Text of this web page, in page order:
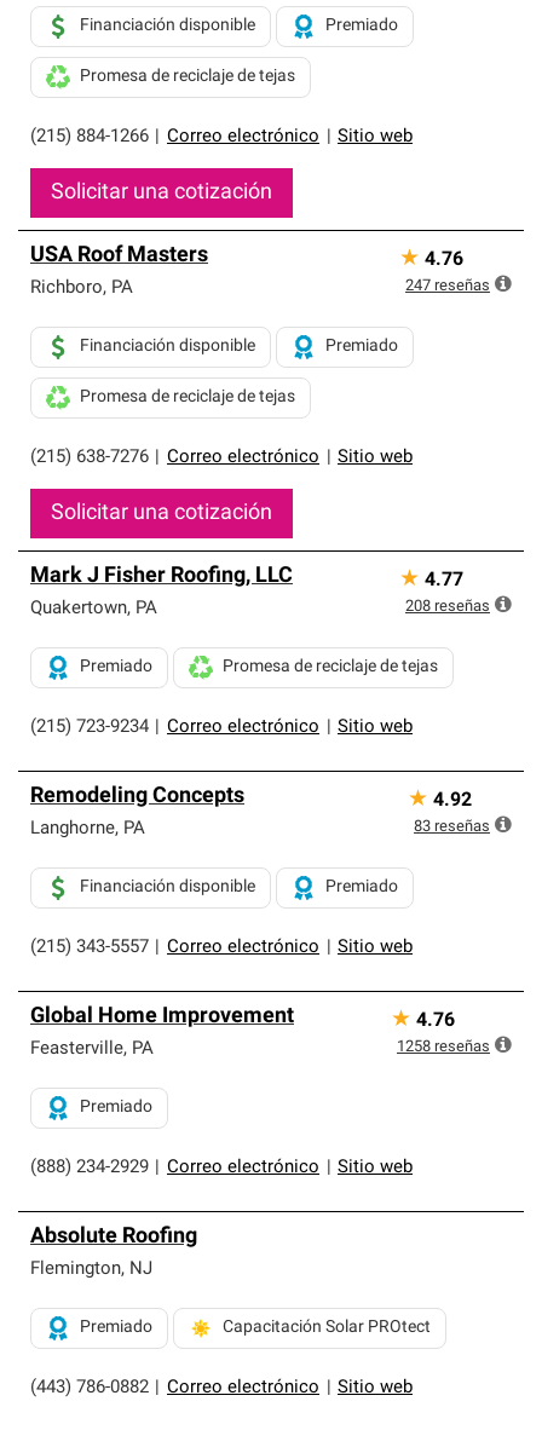
(215) 884-1266 Correo electrónico Sitio web
Financiación disponible Premiado
Promesa de reciclaje de tejas
Solicitar una cotización
USA Roof Masters
Richboro, PA
(215) 638-7276 Correo electrónico Sitio web
Financiación disponible Premiado
Promesa de reciclaje de tejas
Solicitar una cotización
★ 4.76
247 reseñas
Mark J Fisher Roofing, LLC
Quakertown, PA
(215) 723-9234 Correo electrónico Sitio web
Premiado Promesa de reciclaje de tejas
★ 4.77
208 reseñas
Remodeling Concepts
Langhorne, PA
(215) 343-5557 Correo electrónico Sitio web
Financiación disponible Premiado
★ 4.92
83 reseñas
Global Home Improvement
Feasterville, PA
(888) 234-2929 Correo electrónico Sitio web
Premiado
★ 4.76
1258 reseñas
Absolute Roofing
Flemington, NJ
(443) 786-0882 Correo electrónico Sitio web
Premiado Capacitación Solar PROtect